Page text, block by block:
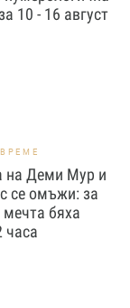
10 - 16 август
на Деми Мур и
се омъжи: за
бяха
часа